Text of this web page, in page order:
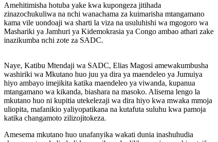
Amehitimisha hotuba yake kwa kupongeza jitihada
zinazochukuliwa na nchi wanachama za kuimarisha mtangamano
kama vile uondoaji wa sharti la viza na usuluhishi wa mgogoro wa
Mashariki ya Jamhuri ya Kidemokrasia ya Congo ambao athari zake
inazikumba nchi zote za SADC.
Naye, Katibu Mtendaji wa SADC, Elias Magosi amewakumbusha
washiriki wa Mkutano huo juu ya dira ya maendeleo ya Jumuiya
hiyo ambayo imejikita katika maendeleo ya viwanda, kupanua
mtangamano wa kikanda, biashara na masoko. Alisema lengo la
mkutano huo ni kupitia utekelezaji wa dira hiyo kwa mwaka mmoja
uliopita, mafanikio yaliyopatikana na kutafuta suluhu kwa pamoja
katika changamoto zilizojitokeza.
Amesema mkutano huo unafanyika wakati dunia inashuhudia